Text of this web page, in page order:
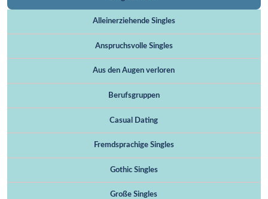
Alleinerziehende Singles
Anspruchsvolle Singles
Aus den Augen verloren
Berufsgruppen
Casual Dating
Fremdsprachige Singles
Gothic Singles
Große Singles